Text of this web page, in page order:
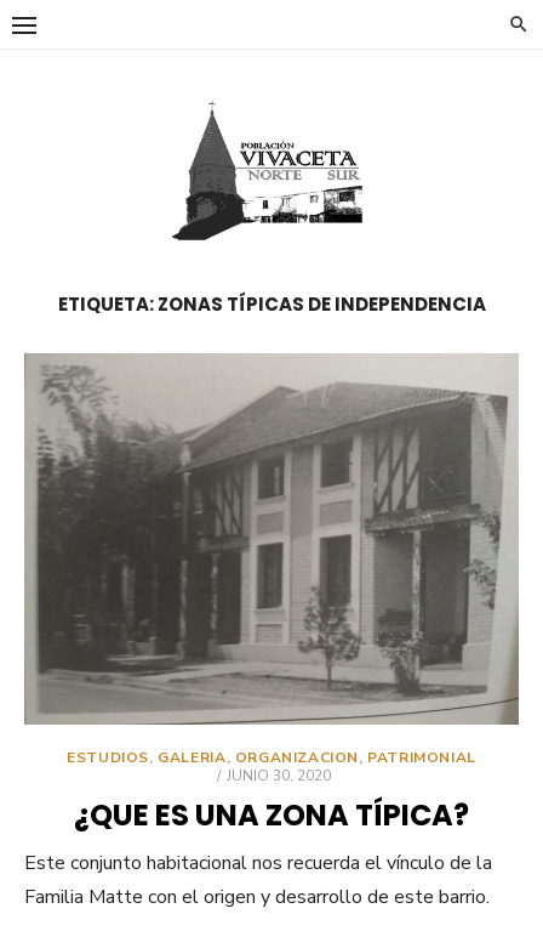
Saltar
ETIQUETA:ZONAS TÍPICAS DE INDEPENDENCIA
ESTUDIOS, GALERIA, ORGANIZACION, PATRIMONIAL
PUBLICADO
JUNIO 30, 2020
¿QUE ES UNA ZONA TÍPICA?
Este conjunto habitacional nos recuerda el vínculo de la
Familia Matte con el origen y desarrollo de este barrio.